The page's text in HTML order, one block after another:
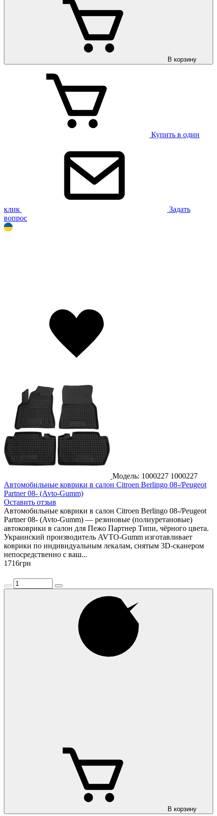
В корзину
Купить в один
клик
Задать
вопрос
Модель: 1000227 1000227
Автомобильные коврики в салон Citroen Berlingo 08-/Peugeot
Partner 08- (Avto-Gumm)
Оставить отзыв
Автомобильные коврики в салон Citroen Berlingo 08-/Peugeot
Partner 08- (Avto-Gumm) — резиновые (полиуретановые)
автоковрики в салон для Пежо Партнер Типи, чёрного цвета.
Украинский производитель AVTO-Gumm изготавливает
коврики по индивидуальным лекалам, снятым 3D-сканером
непосредственно с ваш...
1716грн
В корзину